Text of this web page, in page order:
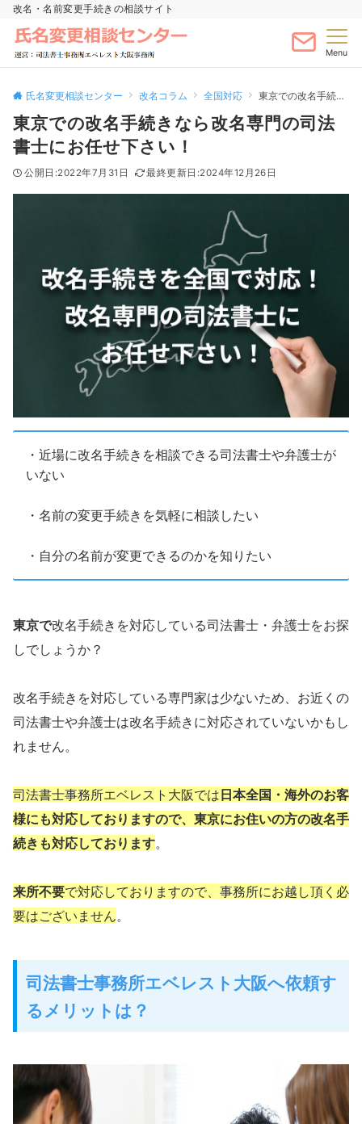
改名・名前変更手続きの相談サイト
Menu
氏名変更相談センター 改名コラム 全国対応 東京での改名手続きなら改名専門の司法書士にお任せ下さい！
東京での改名手続きなら改名専門の司法
書士にお任せ下さい！
2022年7月31日 2024年12月26日
・近場に改名手続きを相談できる司法書士や弁護士が
いない
・名前の変更手続きを気軽に相談したい
・自分の名前が変更できるのかを知りたい
東京で改名手続きを対応している司法書士・弁護士をお探
しでしょうか？
改名手続きを対応している専門家は少ないため、お近くの
司法書士や弁護士は改名手続きに対応されていないかもし
れません。
司法書士事務所エベレスト大阪では 日本全国・海外のお客
様にも対応しておりますので、東京にお住いの方の改名手
続きも対応しております。
来所不要で対応しておりますので、事務所にお越し頂く必
要はございません。
司法書士事務所エベレスト大阪へ依頼す
るメリットは？